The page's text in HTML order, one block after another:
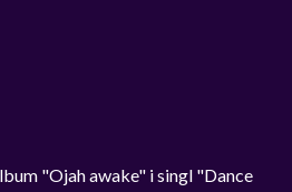
"Ojah awake" i singl "Dance